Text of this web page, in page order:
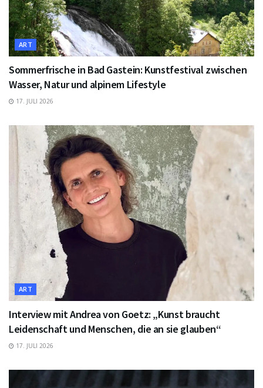
ART
Sommerfrische in Bad Gastein: Kunstfestival zwischen
Wasser, Natur und alpinem Lifestyle
17. JULI 2026
ART
Interview mit Andrea von Goetz: „Kunst braucht
Leidenschaft und Menschen, die an sie glauben“
17. JULI 2026